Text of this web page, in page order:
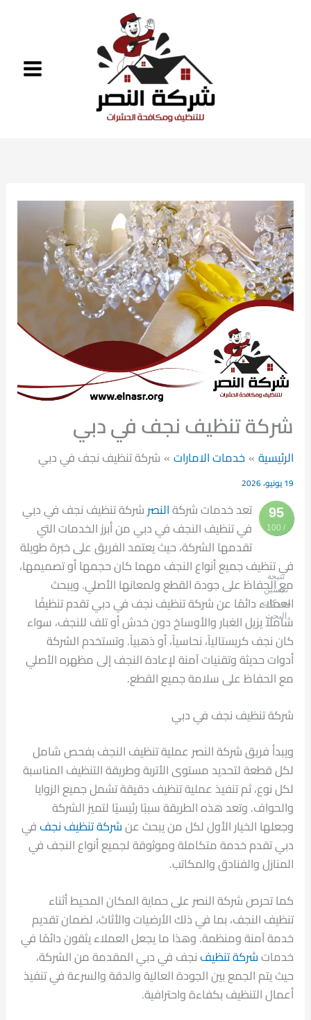
شركة تنظيف نجف في دبي
الرئيسية خدمات الامارات شركة تنظيف نجف في دبي
19 يونيو، 2026
95
/ 100
نتيجة
تحسين
محركات
البحث
تعد خدمات شركةالنصر شركة تنظيف نجف في دبي
في تنظيف النجف في دبي من أبرز الخدمات التي
تقدمها الشركة، حيث يعتمد الفريق على خبرة طويلة
في تنظيف جميع أنواع النجف مهما كان حجمها أو تصميمها،
مع الحفاظ على جودة القطع ولمعانها الأصلي. ويبحث
العملاء دائمًا عن شركة تنظيف نجف في دبي تقدم تنظيفًا
شاملاً يزيل الغبار والأوساخ دون خدش أو تلف للنجف، سواء
كان نجف كريستالياً، نحاسياً، أو ذهبياً. وتستخدم الشركة
أدوات حديثة وتقنيات آمنة لإعادة النجف إلى مظهره الأصلي
مع الحفاظ على سلامة جميع القطع.
شركة تنظيف نجف في دبي
ويبدأ فريق شركة النصر عملية تنظيف النجف بفحص شامل
لكل قطعة لتحديد مستوى الأتربة وطريقة التنظيف المناسبة
لكل نوع، ثم تنفيذ عملية تنظيف دقيقة تشمل جميع الزوايا
والحواف. وتعد هذه الطريقة سببًا رئيسيًا لتميز الشركة
وجعلها الخيار الأول لكل من يبحث عنشركة تنظيف نجف في
دبي تقدم خدمة متكاملة وموثوقة لجميع أنواع النجف في
المنازل والفنادق والمكاتب.
كما تحرص شركة النصر على حماية المكان المحيط أثناء
تنظيف النجف، بما في ذلك الأرضيات والأثاث، لضمان تقديم
خدمة آمنة ومنظمة. وهذا ما يجعل العملاء يثقون دائمًا في
خدماتشركة تنظيف نجف في دبي المقدمة من الشركة،
حيث يتم الجمع بين الجودة العالية والدقة والسرعة في تنفيذ
أعمال التنظيف بكفاءة واحترافية.